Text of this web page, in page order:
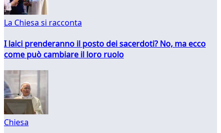
La Chiesa si racconta
I laici prenderanno il posto dei sacerdoti? No, ma ecco
come può cambiare il loro ruolo
Chiesa